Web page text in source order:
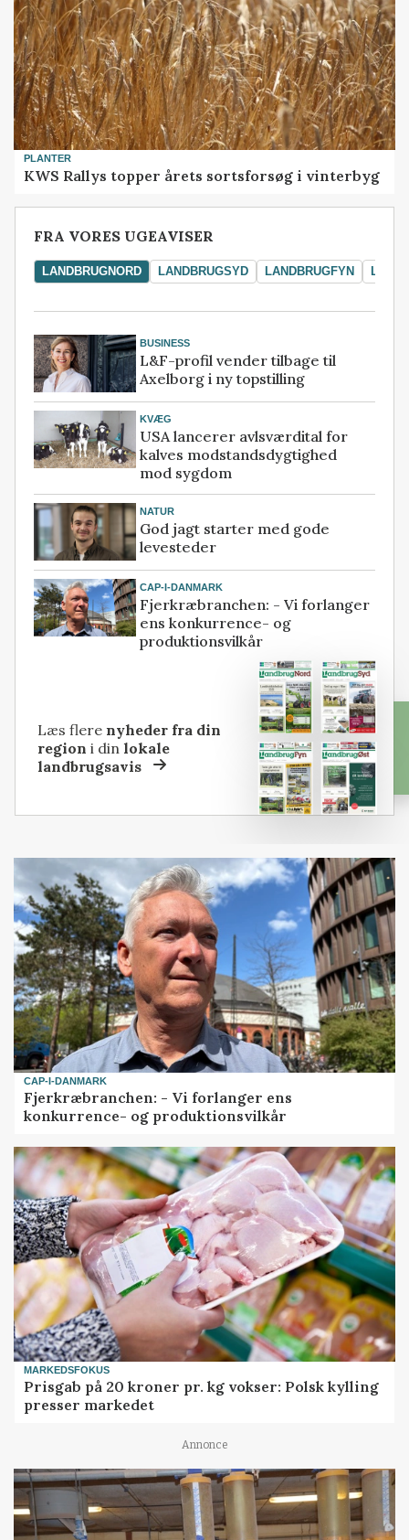
PLANTER
KWS Rallys topper årets sortsforsøg i vinterbyg
FRA VORES UGEAVISER
LANDBRUGNORD LANDBRUGSYD LANDBRUGFYN
BUSINESS
L&F-profil vender tilbage til
Axelborg i ny topstilling
KVÆG
USA lancerer avlsværdital for
kalves modstandsdygtighed
mod sygdom
NATUR
God jagt starter med gode
levesteder
CAP-I-DANMARK
Fjerkræbranchen: - Vi forlanger
ens konkurrence- og
produktionsvilkår
Læs flere nyheder fra din
region i dinlokale
landbrugsavis
CAP-I-DANMARK
Fjerkræbranchen: - Vi forlanger ens
konkurrence- og produktionsvilkår
MARKEDSFOKUS
Prisgab på 20 kroner pr. kg vokser: Polsk kylling
presser markedet
Annonce